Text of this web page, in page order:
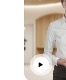
انقر